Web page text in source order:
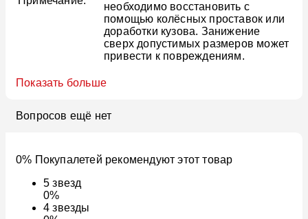
необходимо восстановить с
помощью колёсных проставок или
доработки кузова. Занижение
сверх допустимых размеров может
привести к повреждениям.
Показать больше
Вопросов ещё нет
0% Покупалетей рекомендуют этот товар
5звезд
0%
4звезды